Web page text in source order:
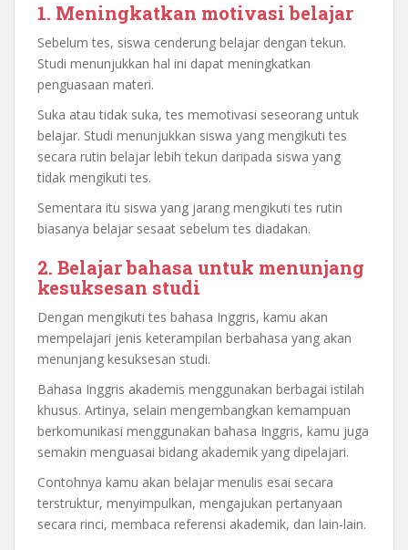
1. Meningkatkan motivasi belajar
Sebelum tes, siswa cenderung belajar dengan tekun.
Studi menunjukkan hal ini dapat meningkatkan
penguasaan materi.
Suka atau tidak suka, tes memotivasi seseorang untuk
belajar. Studi menunjukkan siswa yang mengikuti tes
secara rutin belajar lebih tekun daripada siswa yang
tidak mengikuti tes.
Sementara itu siswa yang jarang mengikuti tes rutin
biasanya belajar sesaat sebelum tes diadakan.
2. Belajar bahasa untuk menunjang
kesuksesan studi
Dengan mengikuti tes bahasa Inggris, kamu akan
mempelajari jenis keterampilan berbahasa yang akan
menunjang kesuksesan studi.
Bahasa Inggris akademis menggunakan berbagai istilah
khusus. Artinya, selain mengembangkan kemampuan
berkomunikasi menggunakan bahasa Inggris, kamu juga
semakin menguasai bidang akademik yang dipelajari.
Contohnya kamu akan belajar menulis esai secara
terstruktur, menyimpulkan, mengajukan pertanyaan
secara rinci, membaca referensi akademik, dan lain-lain.